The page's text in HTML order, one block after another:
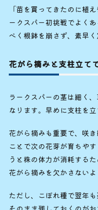
「苗を買ってきたのに植
ークスパー初挑戦でよく
べく根鉢を崩さず、素早
花がら摘みと支柱立て
ラークスパーの茎は細く
なります。早めに支柱を
花がら摘みも重要で、咲
ことで次の花芽が育ちや
うと株の体力が消耗する
花がら摘みを欠かさないよ
ただし、こぼれ種で翌年